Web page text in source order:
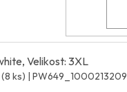
Velikost: 3XL
(8 ks) | PW649_1000213209